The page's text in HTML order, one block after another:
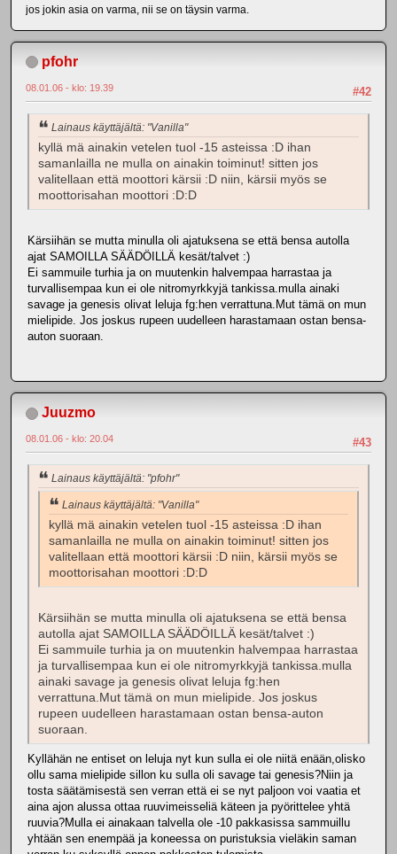
jos jokin asia on varma, nii se on täysin varma.
pfohr
#42
08.01.06 - klo: 19.39
Lainaus käyttäjältä: "Vanilla"
kyllä mä ainakin vetelen tuol -15 asteissa :D ihan
samanlailla ne mulla on ainakin toiminut! sitten jos
valitellaan että moottori kärsii :D niin, kärsii myös se
moottorisahan moottori :D:D
Kärsiihän se mutta minulla oli ajatuksena se että bensa autolla
ajat SAMOILLA SÄÄDÖILLÄ kesät/talvet :)
Ei sammuile turhia ja on muutenkin halvempaa harrastaa ja
turvallisempaa kun ei ole nitromyrkkyjä tankissa.mulla ainaki
savage ja genesis olivat leluja fg:hen verrattuna.Mut tämä on mun
mielipide. Jos joskus rupeen uudelleen harastamaan ostan bensa-
auton suoraan.
Juuzmo
#43
08.01.06 - klo: 20.04
Lainaus käyttäjältä: "pfohr"
Lainaus käyttäjältä: "Vanilla"
kyllä mä ainakin vetelen tuol -15 asteissa :D ihan
samanlailla ne mulla on ainakin toiminut! sitten jos
valitellaan että moottori kärsii :D niin, kärsii myös se
moottorisahan moottori :D:D
Kärsiihän se mutta minulla oli ajatuksena se että bensa
autolla ajat SAMOILLA SÄÄDÖILLÄ kesät/talvet :)
Ei sammuile turhia ja on muutenkin halvempaa harrastaa
ja turvallisempaa kun ei ole nitromyrkkyjä tankissa.mulla
ainaki savage ja genesis olivat leluja fg:hen
verrattuna.Mut tämä on mun mielipide. Jos joskus
rupeen uudelleen harastamaan ostan bensa-auton
suoraan.
Kyllähän ne entiset on leluja nyt kun sulla ei ole niitä enään,olisko
ollu sama mielipide sillon ku sulla oli savage tai genesis?Niin ja
tosta säätämisestä sen verran että ei se nyt paljoon voi vaatia et
aina ajon alussa ottaa ruuvimeisseliä käteen ja pyörittelee yhtä
ruuvia?Mulla ei ainakaan talvella ole -10 pakkasissa sammuillu
yhtään sen enempää ja koneessa on puristuksia vieläkin saman